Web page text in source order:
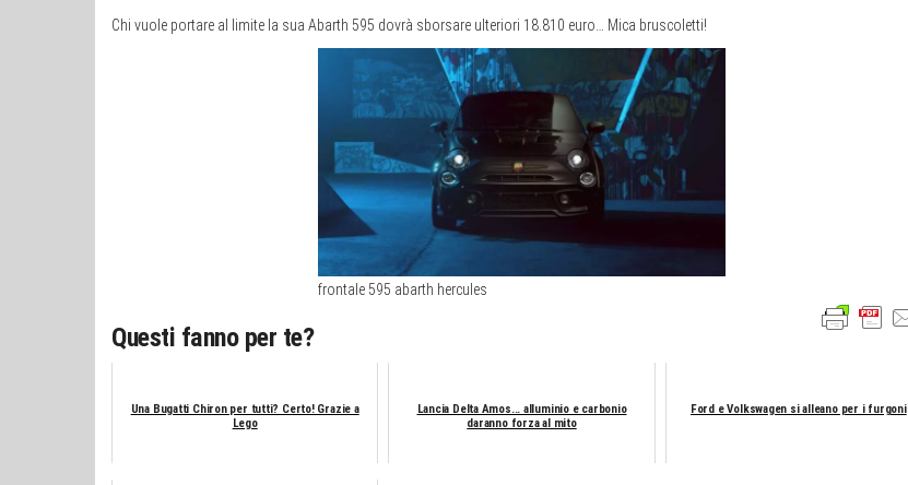
Chi vuole portare al limite la sua Abarth 595 dovrà sborsare ulteriori 18.810 euro… Mica bruscoletti!
frontale 595 abarth hercules
Questi fanno per te?
Una Bugatti Chiron per tutti? Certo! Grazie a
Lego
Lancia Delta Amos... alluminio e carbonio
daranno forza al mito
Ford e Volkswagen si alleano per i furgoni